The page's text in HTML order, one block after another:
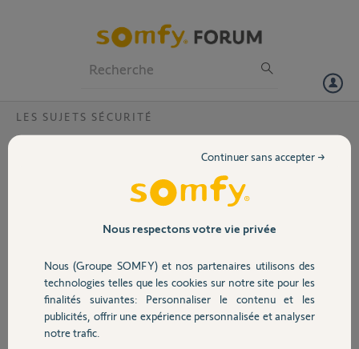
Volet
Sécurité
Domotique
LES SUJETS SÉCURITÉ
Home alarm avec camera exterieure peut il fonctionner sans box
il y a presque 2 ans
Participer au fil de discussion
Nous respectons votre vie privée
Nous (Groupe SOMFY) et nos partenaires utilisons des
technologies telles que les cookies sur notre site pour les
finalités suivantes: Personnaliser le contenu et les
publicités, offrir une expérience personnalisée et analyser
notre trafic.
Continuer sans accepter →